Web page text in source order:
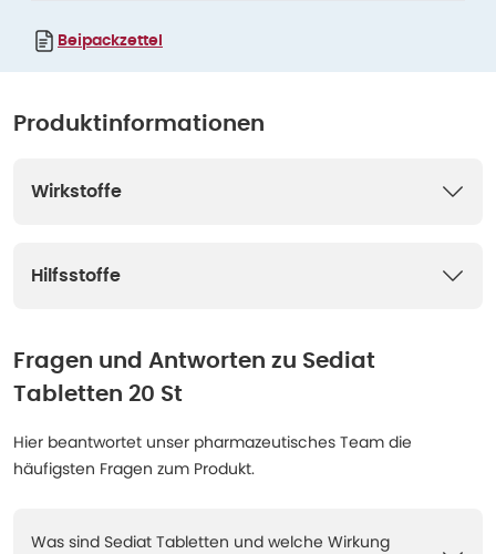
Beipackzettel
Produktinformationen
Wirkstoffe
Hilfsstoffe
Fragen und Antworten zu Sediat
Tabletten 20 St
Hier beantwortet unser pharmazeutisches Team die
häufigsten Fragen zum Produkt.
Was sind Sediat Tabletten und welche Wirkung